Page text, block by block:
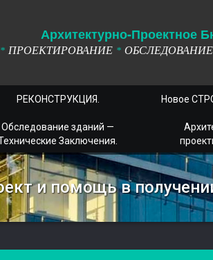
Архитектурно-Проектное Б
* ПРОЕКТИРОВАНИЕ * ОБСЛЕДОВАНИЕ
РЕКОНСТРУКЦИЯ. Новое
Обследование зданий —
Заключения.
и помощь в